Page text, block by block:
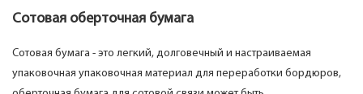
Сотовая оберточная бумага
Сотовая бумага - это легкий, долговечный и настраиваемая
упаковочная упаковочная материал для переработки бордюров,